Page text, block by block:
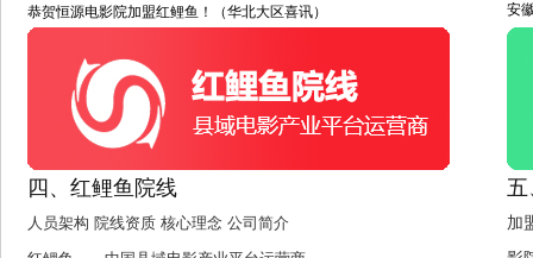
恭贺恒源电影院加盟红鲤鱼！（华北大区喜讯） 安
四、红鲤鱼院线
人员架构 院线资质 核心理念 公司简介
五
加